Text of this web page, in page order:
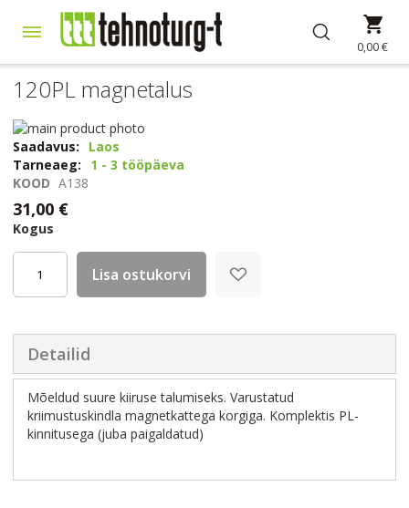
to
0,00 €
120PL magnetalus
Skip
to
the
end
of
the
images
gallery
Skip
to
the
beginning
of
the
images
gallery
Saadavus:
Laos
Tarneaeg:
1 - 3 tööpäeva
KOOD A138
31,00 €
Kogus
Lisa ostukorvi
Detailid
Mõeldud suure kiiruse talumiseks. Varustatud
kriimustuskindla magnetkattega korgiga. Komplektis PL-
kinnitusega (juba paigaldatud)